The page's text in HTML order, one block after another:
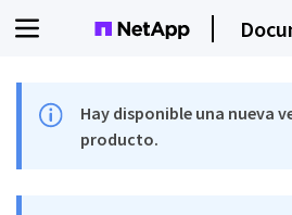
Hay disponible una nueva
producto.